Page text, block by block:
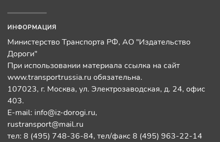
ИНФОРМАЦИЯ
Министерство Транспорта РФ, АО "Издательство
Дороги"
При использовании материала ссылка на сайт
www.transportrussia.ru обязательна.
107023, г. Москва, ул. Электрозаводская, д. 24, офис
403.
E-mail: info@iz-dorogi.ru,
rustransport@mail.ru
тел: 8 (495) 748-36-84, тел/факс 8 (495) 963-22-14